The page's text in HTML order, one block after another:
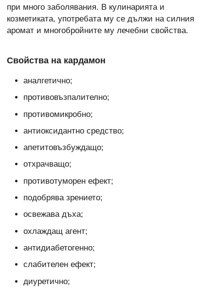
при много заболявания. В кулинарията и
козметиката, употребата му се дължи на силния
аромат и многобройните му лечебни свойства.
Свойства на кардамон
аналгетично;
противовъзпалително;
противомикробно;
антиоксидантно средство;
апетитовъзбуждащо;
отхрачващо;
противотуморен ефект;
подобрява зрението;
освежава дъха;
охлаждащ агент;
антидиабетогенно;
слабителен ефект;
диуретично;